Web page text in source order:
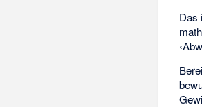
Das